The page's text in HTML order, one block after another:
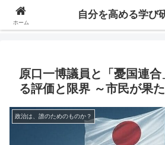
自分の価値を高めるための学びについて研究し
原口一博議員と「憂国連
る評価と限界 ～市民が果
政治は、誰のためのものか？
ホーム
自分を高める学び